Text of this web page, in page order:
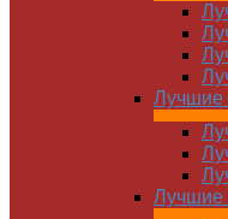
Лучшие
Лучшие